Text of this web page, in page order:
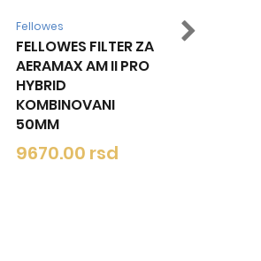
Fellowes
FELLOWES
PREDFILTER ZA
AERAMAX PRO II
560.00 rsd